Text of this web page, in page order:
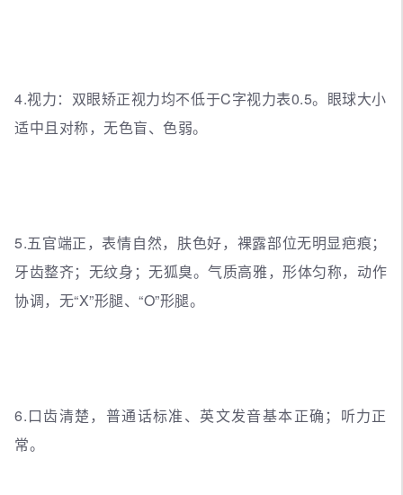
4.视力：双眼矫正视力均不低于C字视力表0.5。眼球大小
适中且对称，无色盲、色弱。
5.五官端正，表情自然，肤色好，裸露部位无明显疤痕；
牙齿整齐；无纹身；无狐臭。气质高雅，形体匀称，动作
协调，无“X”形腿、“O”形腿。
6.口齿清楚，普通话标准、英文发音基本正确；听力正
常。